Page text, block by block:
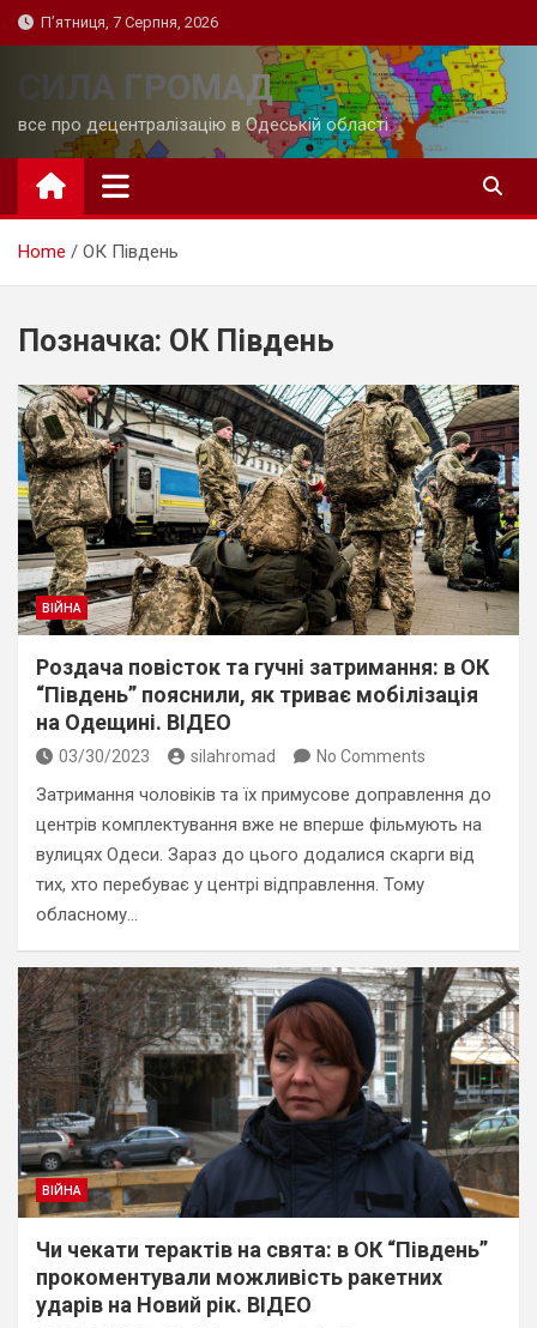
Skip
to
П’ятниця, 7 Серпня, 2026
СИЛА ГРОМАД
все про децентралізацію в Одеській області
Home ОК Південь
Позначка: ОК Південь
ВІЙНА
Роздача повісток та гучні затримання: в ОК
“Південь” пояснили, як триває мобілізація
на Одещині. ВІДЕО
03/30/2023 silahromad No Comments
Затримання чоловіків та їх примусове доправлення до
центрів комплектування вже не вперше фільмують на
вулицях Одеси. Зараз до цього додалися скарги від
тих, хто перебуває у центрі відправлення. Тому
обласному…
ВІЙНА
Чи чекати терактів на свята: в ОК “Південь”
прокоментували можливість ракетних
ударів на Новий рік. ВІДЕО